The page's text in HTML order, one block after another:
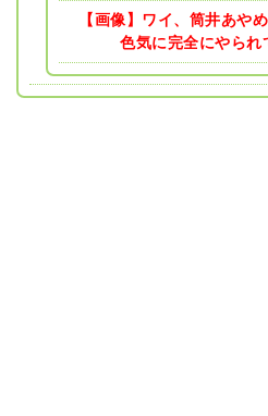
【画像】ワイ、筒井あや
色気に完全にやら